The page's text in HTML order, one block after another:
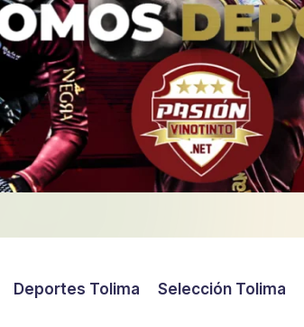
Deportes Tolima Selección Tolima